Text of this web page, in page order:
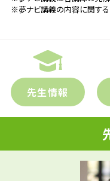
※夢ナビ講義の内容に関する
先生情報